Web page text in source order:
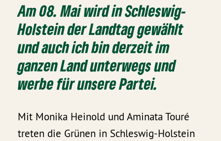
Am 08. Mai wird in Schleswig-
Holstein der Landtag gewählt
und auch ich bin derzeit im
ganzen Land unterwegs und
werbe für unsere Partei.
Mit Monika Heinold und Aminata Touré
treten die Grünen in Schleswig-Holstein